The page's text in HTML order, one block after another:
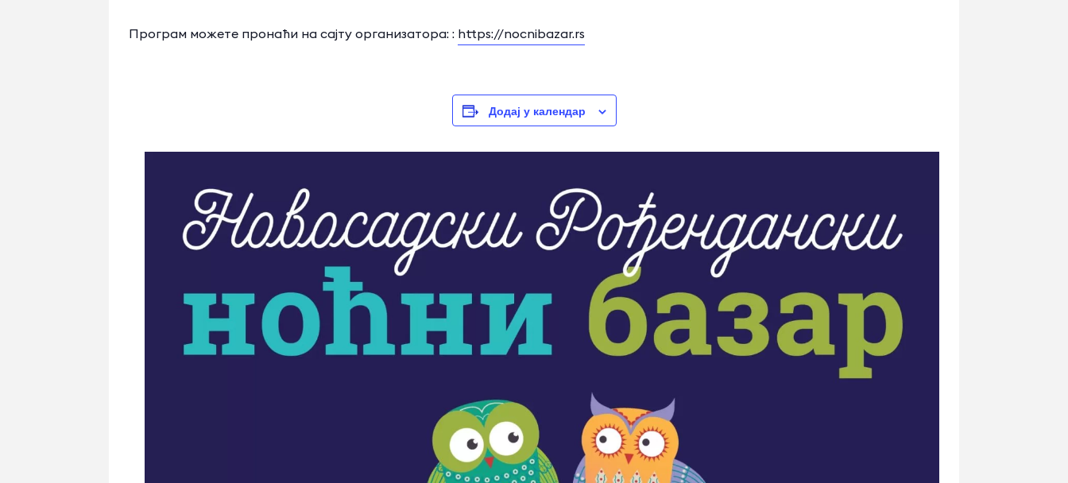
Програм можете пронаћи на сајту организатора: : https://nocnibazar.rs
Додај у календар